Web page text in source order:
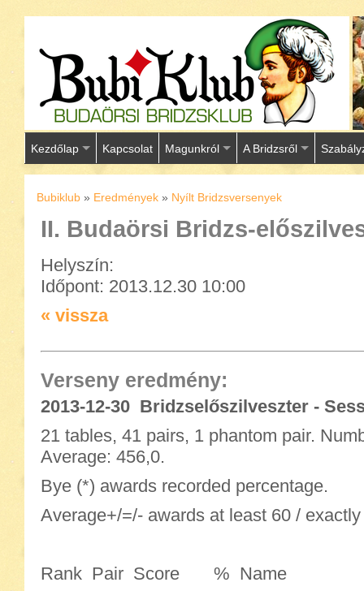
Kezdőlap Kapcsolat Magunkról A Bridzsről
Bubiklub » Eredmények » Nyílt Bridzsversenyek
II. Budaörsi Bridzs-
Helyszín:
Időpont: 2013.12.30 10:00
« vissza
Verseny eredmény:
2013-12-30 Bridzselőszilveszter -
21 tables, 41 pairs, 1 phantom pair.
Average: 456,0.
Bye (*) awards recorded percentage.
Average+/=/- awards at least 60 /
Rank Pair Score %